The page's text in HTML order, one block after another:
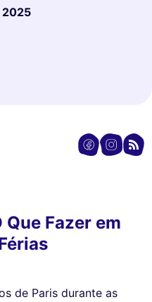
2025
Fazer em
de Paris durante as